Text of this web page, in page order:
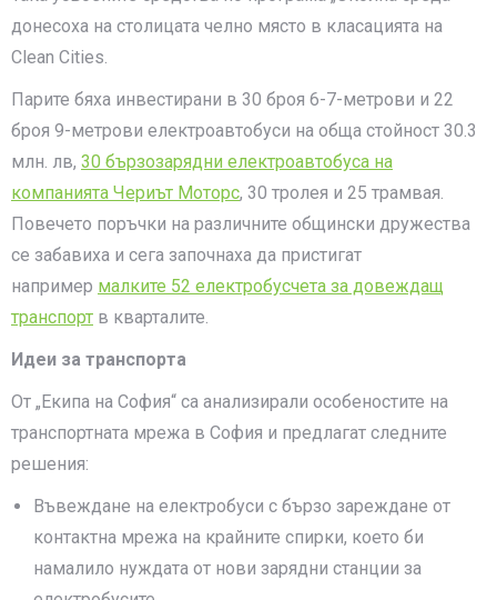
донесоха на столицата челно място в класацията на
Clean Cities.
Парите бяха инвестирани в 30 броя 6-7-метрови и 22
броя 9-метрови електроавтобуси на обща стойност 30.3
млн. лв, 30 бързозарядни електроавтобуса на
компанията Чериът Моторс, 30 тролея и 25 трамвая.
Повечето поръчки на различните общински дружества
се забавиха и сега започнаха да пристигат
например малките 52 електробусчета за довеждащ
транспорт в кварталите.
Идеи за транспорта
От „Екипа на София“ са анализирали особеностите на
транспортната мрежа в София и предлагат следните
решения:
Въвеждане на електробуси с бързо зареждане от
контактна мрежа на крайните спирки, което би
намалило нуждата от нови зарядни станции за